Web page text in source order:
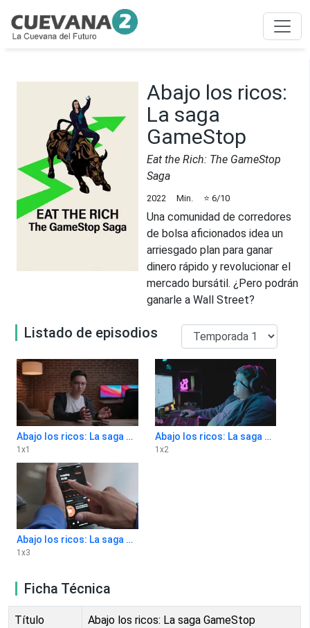
Abajo los ricos:
La saga
GameStop
Eat the Rich: The GameStop
Saga
2022 Min. ⭐ 6/10
Una comunidad de corredores
de bolsa aficionados idea un
arriesgado plan para ganar
dinero rápido y revolucionar el
mercado bursátil. ¿Pero podrán
ganarle a Wall Street?
Listado de episodios
Abajo los ricos: La saga GameStop 1x1
1 x1
Abajo los ricos: La saga GameStop 1x2
1 x2
Abajo los ricos: La saga GameStop 1x3
1 x3
Ficha Técnica
Título Abajo los ricos: La saga GameStop